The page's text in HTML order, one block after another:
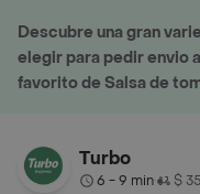
Descubre una gran
elegir para pedir envio
favorito de Salsa de
Turbo
6 - 9 min• $